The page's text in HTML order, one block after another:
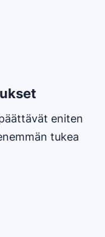
eniten
tukea